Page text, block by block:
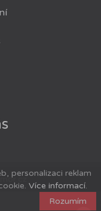
personalizaci reklam
Více informací.
Rozumím